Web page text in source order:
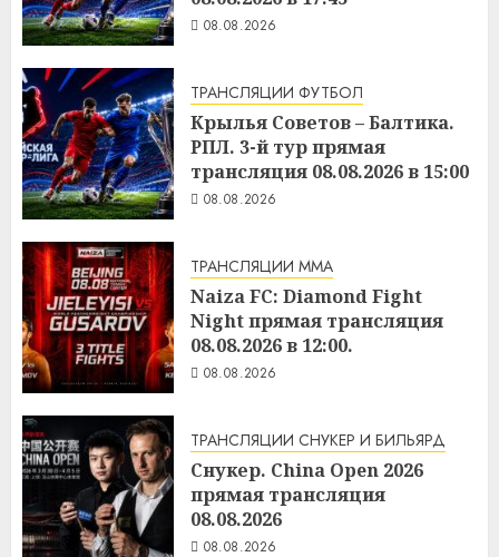
08.08.2026
ТРАНСЛЯЦИИ ФУТБОЛ
Крылья Советов – Балтика.
РПЛ. 3-й тур прямая
трансляция 08.08.2026 в 15:00
08.08.2026
ТРАНСЛЯЦИИ ММА
Naiza FC: Diamond Fight
Night прямая трансляция
08.08.2026 в 12:00.
08.08.2026
ТРАНСЛЯЦИИ СНУКЕР И БИЛЬЯРД
Снукер. China Open 2026
прямая трансляция
08.08.2026
08.08.2026